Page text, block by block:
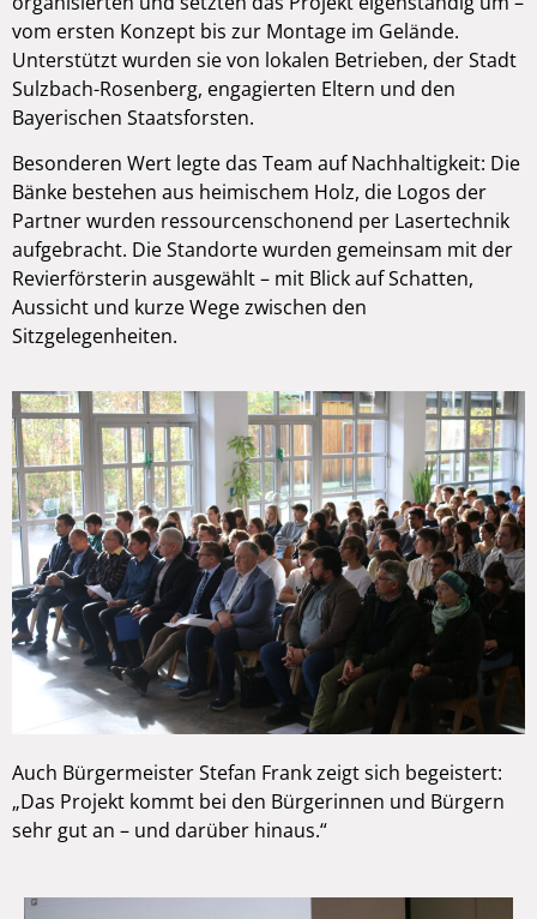
vom ersten Konzept bis zur Montage im Gelände.
Unterstützt wurden sie von lokalen Betrieben, der Stadt
Sulzbach-Rosenberg, engagierten Eltern und den
Bayerischen Staatsforsten.
Besonderen Wert legte das Team auf Nachhaltigkeit: Die
Bänke bestehen aus heimischem Holz, die Logos der
Partner wurden ressourcenschonend per Lasertechnik
aufgebracht. Die Standorte wurden gemeinsam mit der
Revierförsterin ausgewählt – mit Blick auf Schatten,
Aussicht und kurze Wege zwischen den
Sitzgelegenheiten.
Auch Bürgermeister Stefan Frank zeigt sich begeistert:
„Das Projekt kommt bei den Bürgerinnen und Bürgern
sehr gut an – und darüber hinaus.“